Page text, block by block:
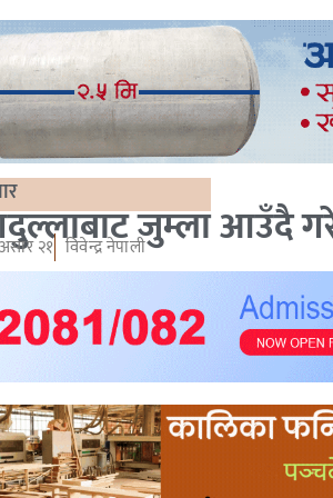
जुम्ला आउँदै
२१ विवेन्द्र नेपाली